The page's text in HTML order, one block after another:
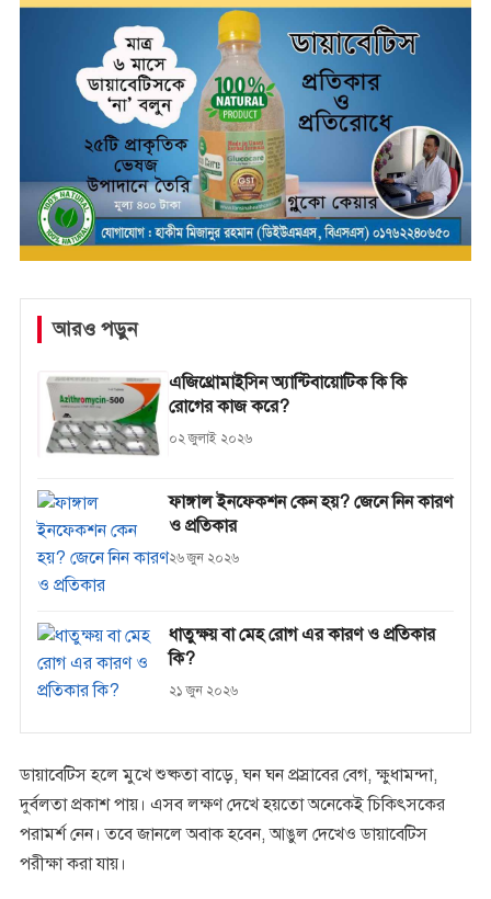
আরও পড়ুন
এজিথ্রোমাইসিন অ্যান্টিবায়োটিক কি কি
রোগের কাজ করে?
০২ জুলাই ২০২৬
ফাঙ্গাল ইনফেকশন কেন হয়? জেনে নিন কারণ
ও প্রতিকার
২৬ জুন ২০২৬
ধাতুক্ষয় বা মেহ রোগ এর কারণ ও প্রতিকার
কি?
২১ জুন ২০২৬
ডায়াবেটিস হলে মুখে শুষ্কতা বাড়ে, ঘন ঘন প্রস্রাবের বেগ, ক্ষুধামন্দা,
দুর্বলতা প্রকাশ পায়। এসব লক্ষণ দেখে হয়তো অনেকেই চিকিৎসকের
পরামর্শ নেন। তবে জানলে অবাক হবেন, আঙুল দেখেও ডায়াবেটিস
পরীক্ষা করা যায়।